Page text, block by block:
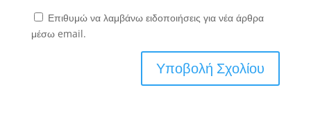
Επιθυμώ να λαμβάνω ειδοποιήσεις για νέα άρθρα
μέσω email.